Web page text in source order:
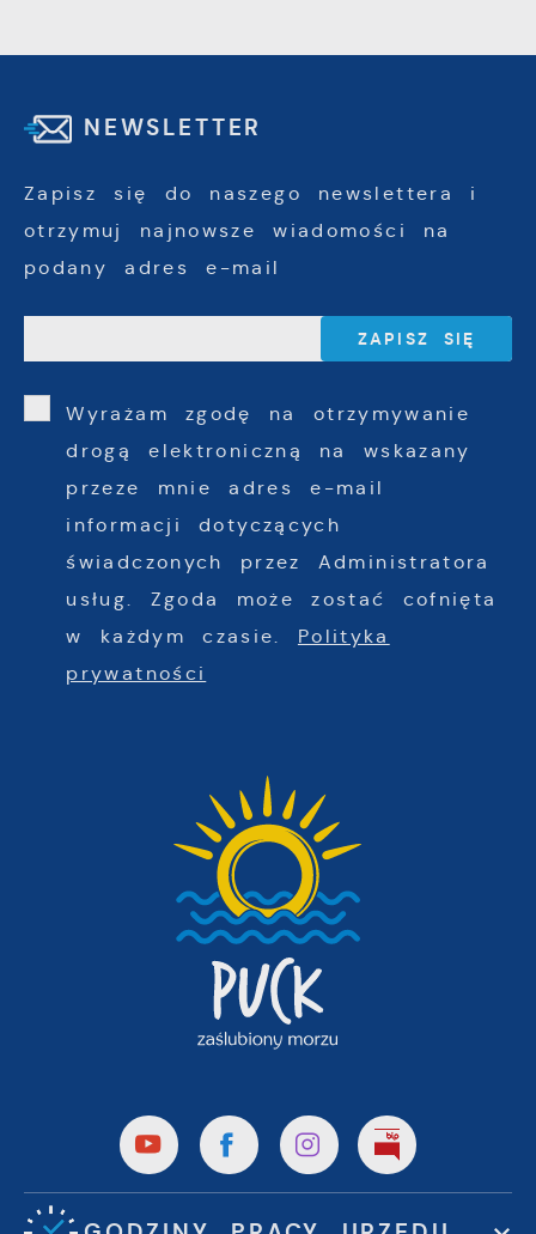
NEWSLETTER
Zapisz się do naszego newslettera i
otrzymuj najnowsze wiadomości na
podany adres e-mail
Wyrażam zgodę na otrzymywanie
drogą elektroniczną na wskazany
przeze mnie adres e-mail
informacji dotyczących
świadczonych przez Administratora
usług. Zgoda może zostać cofnięta
w każdym czasie. Polityka
prywatności